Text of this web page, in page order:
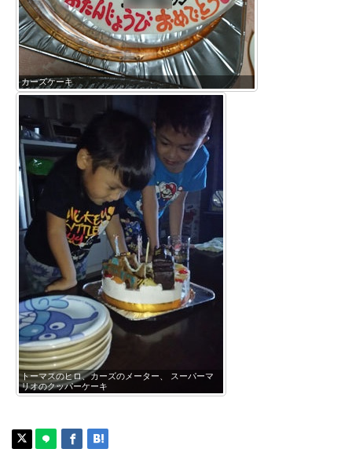
カーズケーキ
トーマスのヒロ、カーズのメーター、 スーパーマ
リオのクッパーケーキ